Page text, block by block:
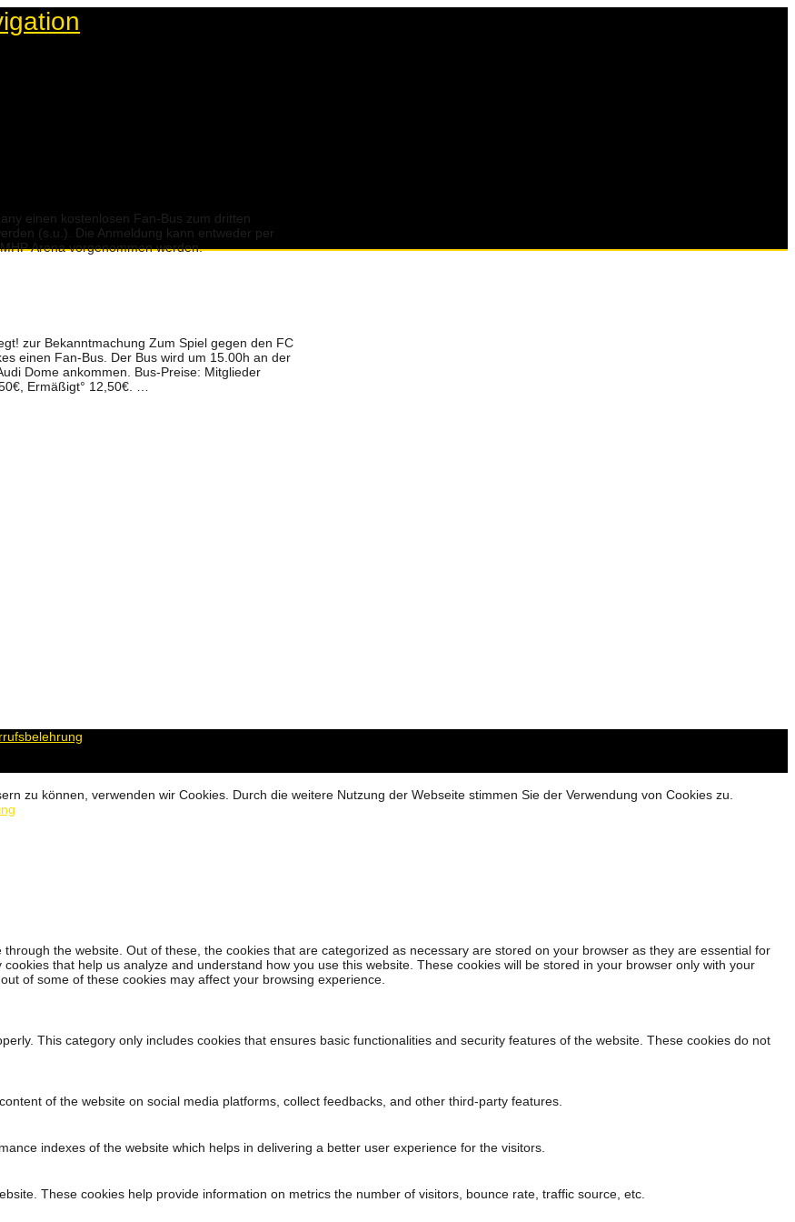
einen kostenlosen Fan-Bus zum dritten
(s.u.). Die Anmeldung kann entweder per
Arena vorgenommen werden.
zur Bekanntmachung Zum Spiel gegen den FC
einen Fan-Bus. Der Bus wird um 15.00h an der
Dome ankommen. Bus-Preise: Mitglieder
Ermäßigt° 12,50€. …
zu können, verwenden wir Cookies. Durch die weitere Nutzung der Webseite stimmen Sie der Verwendung von Cookies zu.
the website. Out of these, the cookies that are categorized as necessary are stored on your browser as they are essential for
that help us analyze and understand how you use this website. These cookies will be stored in your browser only with your
of some of these cookies may affect your browsing experience.
This category only includes cookies that ensures basic functionalities and security features of the website. These cookies do not
of the website on social media platforms, collect feedbacks, and other third-party features.
indexes of the website which helps in delivering a better user experience for the visitors.
These cookies help provide information on metrics the number of visitors, bounce rate, traffic source, etc.